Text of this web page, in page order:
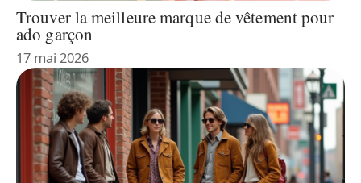
Trouver la meilleure marque de vêtement pour
ado garçon
17 mai 2026